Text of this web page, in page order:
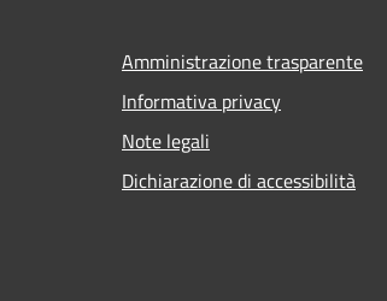
Amministrazione trasparente
Informativa privacy
Note legali
Dichiarazione di accessibilità